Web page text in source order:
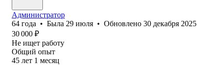
Администратор
64 года • Была 29 июля • Обновлено 30 декабря 2025
30 000 ₽
Не ищет работу
Общий опыт
45 лет 1 месяц